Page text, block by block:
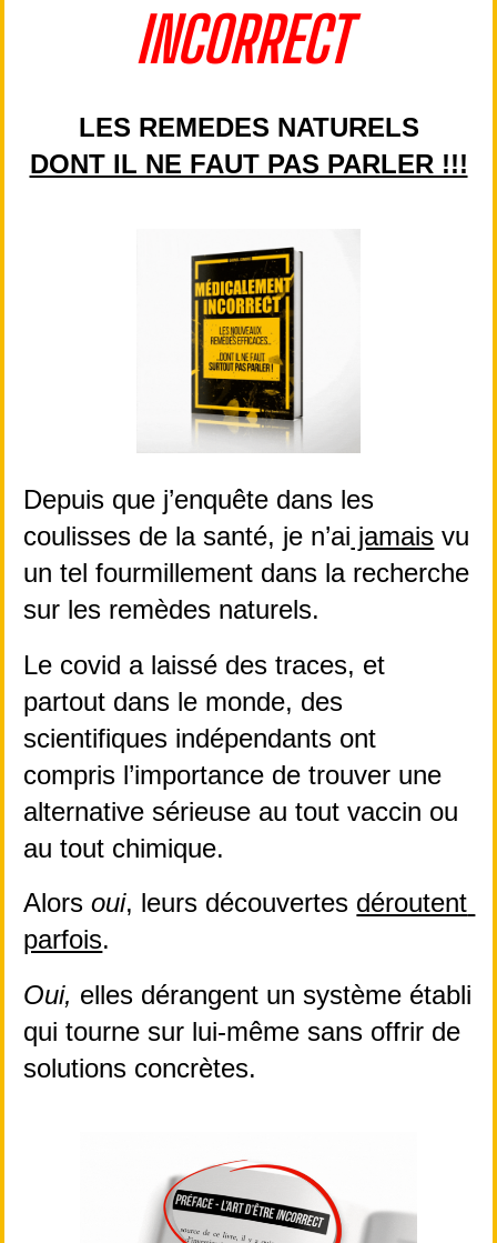
INCORRECT
LES REMEDES NATURELS
DONT IL NE FAUT PAS PARLER !!!
Depuis que j’enquête dans les
coulisses de la santé, je n’ai jamais vu
un tel fourmillement dans la recherche
sur les remèdes naturels.
Le covid a laissé des traces, et
partout dans le monde, des
scientifiques indépendants ont
compris l’importance de trouver une
alternative sérieuse au tout vaccin ou
au tout chimique.
Alors oui, leurs découvertes déroutent
parfois.
Oui, elles dérangent un système établi
qui tourne sur lui-même sans offrir de
solutions concrètes.